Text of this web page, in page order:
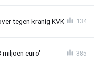
tegen kranig KVK 134
euro' 385